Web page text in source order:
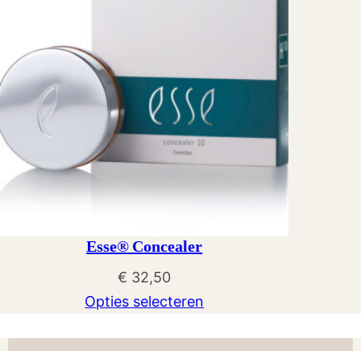
Esse® Concealer
€ 32,50
Opties selecteren